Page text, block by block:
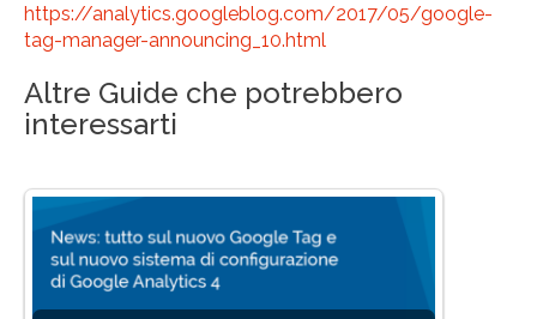
https://analytics.googleblog.com/2017/05/google-
tag-manager-announcing_10.html
Altre Guide che potrebbero
interessarti